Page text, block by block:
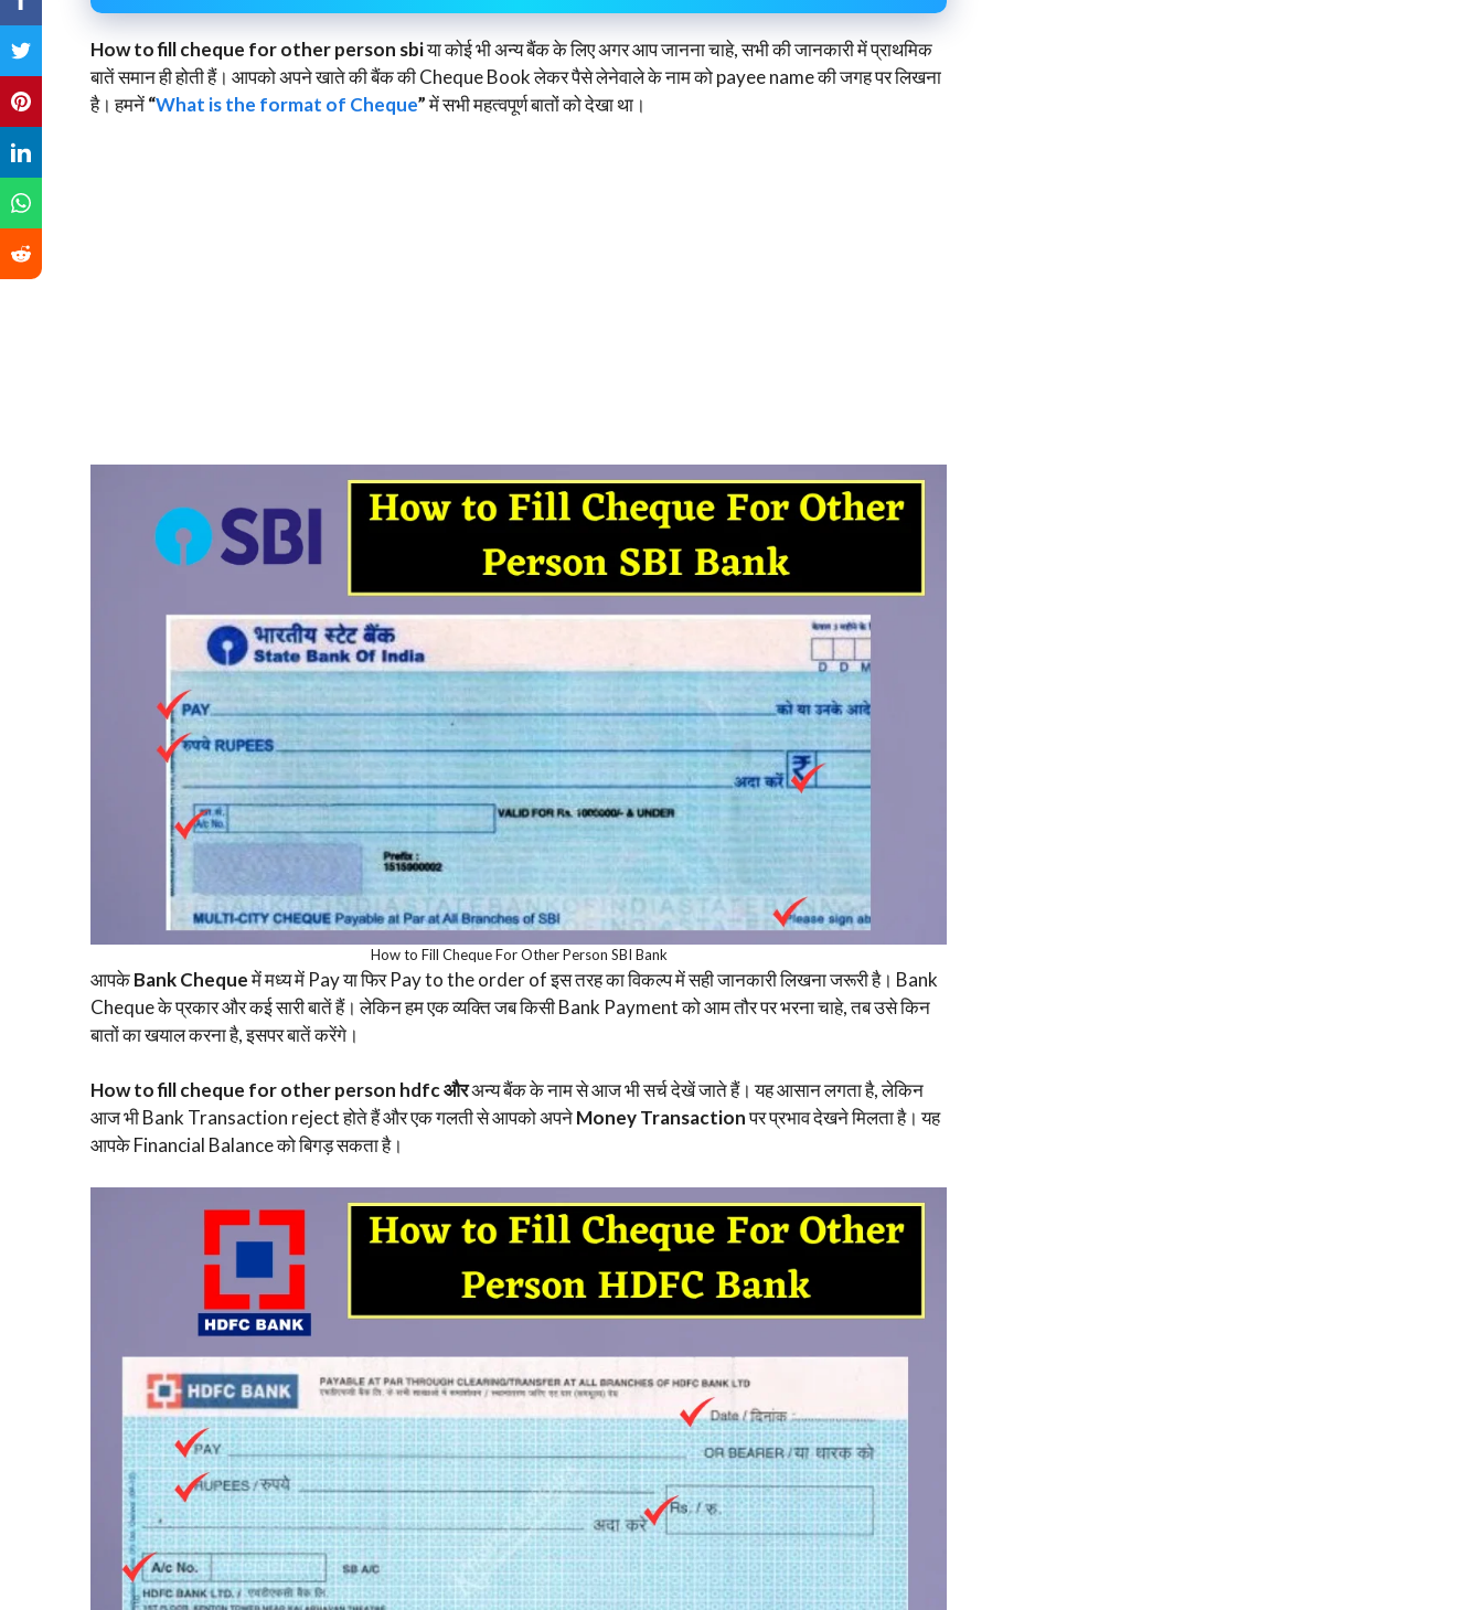
How to fill cheque for other person sbiया कोई भी अन्य बैंक के लिए अगर आप जानना चाहे, सभी की जानकारी में प्राथमिक
बातें समान ही होती हैं। आपको अपने खाते की बैंक की Cheque Book लेकर पैसे लेनेवाले के नाम को payee name की जगह पर लिखना
है। हमनें“What is the format of Cheque”में सभी महत्वपूर्ण बातों को देखा था।
How to Fill Cheque For Other Person SBI Bank
आपकेBank Chequeमें मध्य में Pay या फिर Pay to the order of इस तरह का विकल्प में सही जानकारी लिखना जरूरी है। Bank
Cheque के प्रकार और कई सारी बातें हैं। लेकिन हम एक व्यक्ति जब किसी Bank Payment को आम तौर पर भरना चाहे, तब उसे किन
बातों का खयाल करना है, इसपर बातें करेंगे।
How to fill cheque for other person hdfc औरअन्य बैंक के नाम से आज भी सर्च देखें जाते हैं। यह आसान लगता है, लेकिन
आज भी Bank Transaction reject होते हैं और एक गलती से आपको अपनेMoney Transactionपर प्रभाव देखने मिलता है। यह
आपके Financial Balance को बिगड़ सकता है।